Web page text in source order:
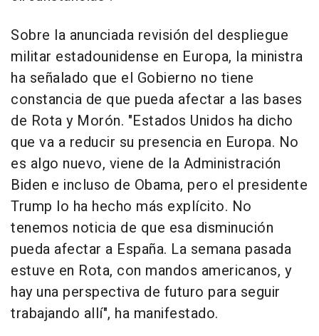
Sobre la anunciada revisión del despliegue
militar estadounidense en Europa, la ministra
ha señalado que el Gobierno no tiene
constancia de que pueda afectar a las bases
de Rota y Morón. "Estados Unidos ha dicho
que va a reducir su presencia en Europa. No
es algo nuevo, viene de la Administración
Biden e incluso de Obama, pero el presidente
Trump lo ha hecho más explícito. No
tenemos noticia de que esa disminución
pueda afectar a España. La semana pasada
estuve en Rota, con mandos americanos, y
hay una perspectiva de futuro para seguir
trabajando allí", ha manifestado.